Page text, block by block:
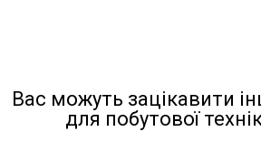
Вас можуть зацікавити
для побутової